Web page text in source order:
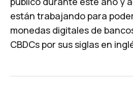
están trabajando para
monedas digitales de
CBDCs por sus siglas en